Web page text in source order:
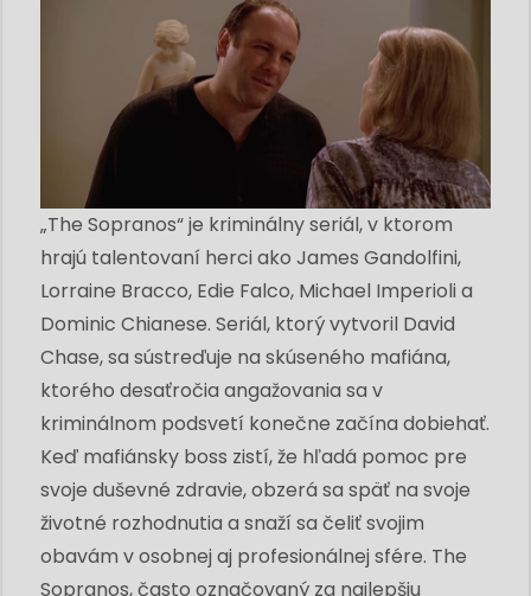
„The Sopranos“ je kriminálny seriál, v ktorom
hrajú talentovaní herci ako James Gandolfini,
Lorraine Bracco, Edie Falco, Michael Imperioli a
Dominic Chianese. Seriál, ktorý vytvoril David
Chase, sa sústreďuje na skúseného mafiána,
ktorého desaťročia angažovania sa v
kriminálnom podsvetí konečne začína dobiehať.
Keď mafiánsky boss zistí, že hľadá pomoc pre
svoje duševné zdravie, obzerá sa späť na svoje
životné rozhodnutia a snaží sa čeliť svojim
obavám v osobnej aj profesionálnej sfére. The
Sopranos, často označovaný za najlepšiu